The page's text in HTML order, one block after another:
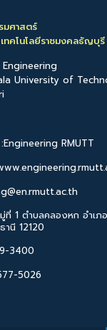
มศาสตร์
ทคโนโลยีราชมงคลธัญบุรี
University of
RMUTT
ที่ 1 ตำบลคลองหก อำเภ
นี 12120
3400
5026